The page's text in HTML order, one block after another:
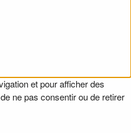
et pour afficher des
ne pas consentir ou de retirer